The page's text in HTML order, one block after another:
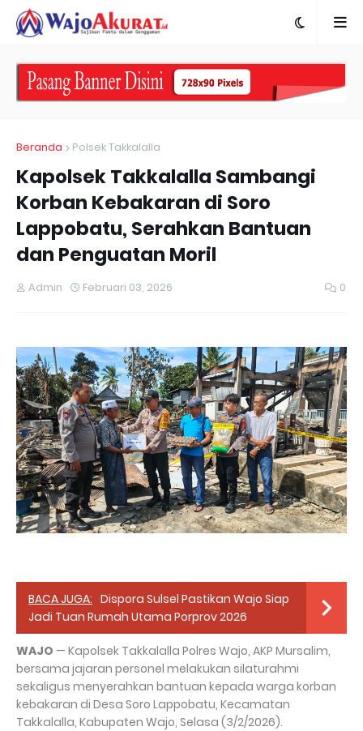
Beranda Polsek Takkalalla
Kapolsek Takkalalla Sambangi
Korban Kebakaran di Soro
Lappobatu, Serahkan Bantuan
dan Penguatan Moril
Admin Februari 03, 2026 0
BACA JUGA: Dispora Sulsel Pastikan Wajo Siap
Jadi Tuan Rumah Utama Porprov 2026
WAJO — Kapolsek Takkalalla Polres Wajo, AKP Mursalim,
bersama jajaran personel melakukan silaturahmi
sekaligus menyerahkan bantuan kepada warga korban
kebakaran di Desa Soro Lappobatu, Kecamatan
Takkalalla, Kabupaten Wajo, Selasa (3/2/2026).